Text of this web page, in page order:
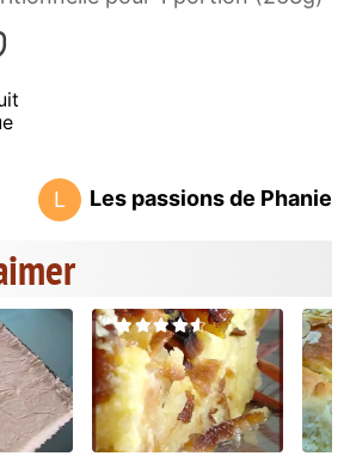
L Les passions de Phanie